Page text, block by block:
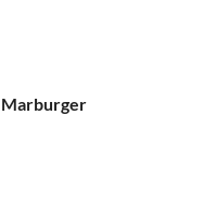
Marburger